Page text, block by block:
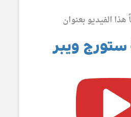
الفيديو بعنوان
ستورج ويبر